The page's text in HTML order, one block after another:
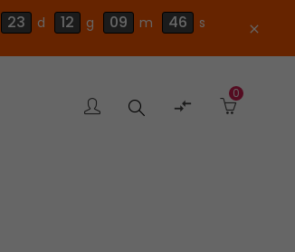
23 d 12 g 09 m 45 s close
Szukaj 
0